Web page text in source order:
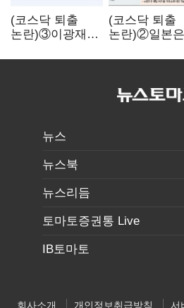
(코스닥 퇴출
논란)③이광재
자동차 없애지는
(코스닥 퇴출
논란)②일본은
기다려주는데
퇴출?…
시간만으론
뉴스
뉴스북
뉴스리듬
토마토증권통 Live
IB토마토
회사소개 개인정보취급방침 서